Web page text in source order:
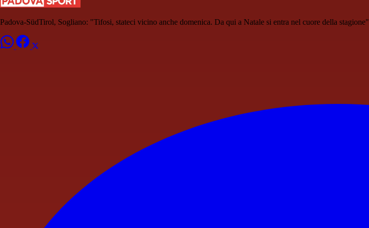
Padova-SüdTirol, Sogliano: "Tifosi, stateci vicino anche domenica. Da qui a Natale si entra nel cuore della stagione"